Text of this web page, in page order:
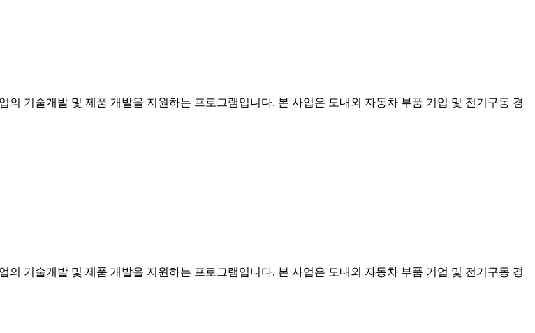
기술개발 및 제품 개발을 지원하는 프로그램입니다. 본 사업은 도내외 자동차 부품 기업 및 전기구동 경
기술개발 및 제품 개발을 지원하는 프로그램입니다. 본 사업은 도내외 자동차 부품 기업 및 전기구동 경